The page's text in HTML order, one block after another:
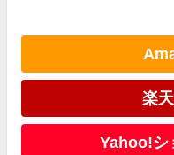
楽
Yahoo!シ